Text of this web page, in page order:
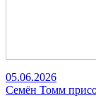
05.06.2026
Семён Томм